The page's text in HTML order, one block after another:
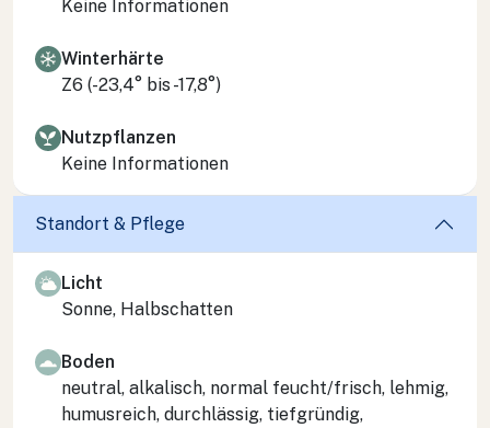
Keine Informationen
Winterhärte
Z6 (-23,4° bis -17,8°)
Nutzpflanzen
Keine Informationen
Standort & Pflege
Licht
Sonne, Halbschatten
Boden
neutral, alkalisch, normal feucht/frisch, lehmig,
humusreich, durchlässig, tiefgründig,